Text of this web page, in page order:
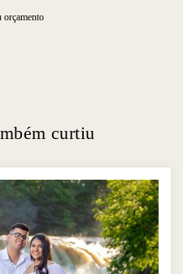
orçamento
curtiu